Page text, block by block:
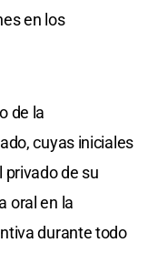
en los
de la
cuyas iniciales
privado de su
oral en la
durante todo